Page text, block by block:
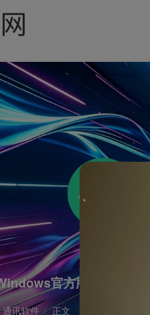
官方版
通讯软件 正文